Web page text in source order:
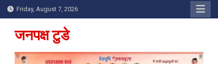
Skip
to
content
Friday, August 7, 2026
जनपक्ष टुडे